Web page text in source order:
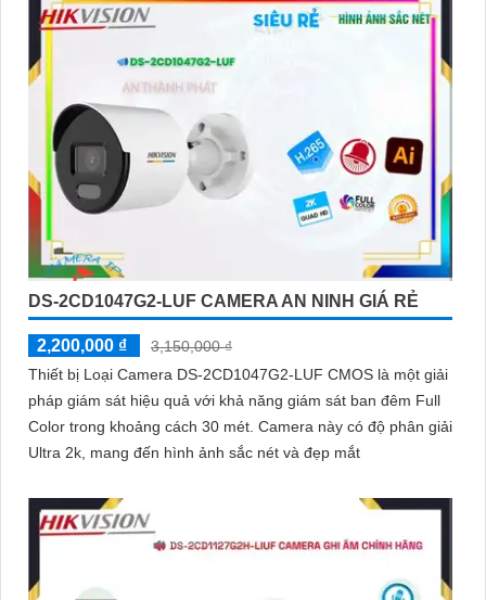
DS-2CD1047G2-LUF CAMERA AN NINH GIÁ RẺ
2,200,000 ₫
3,150,000 ₫
Thiết bị Loại Camera DS-2CD1047G2-LUF CMOS là một giải
pháp giám sát hiệu quả với khả năng giám sát ban đêm Full
Color trong khoảng cách 30 mét. Camera này có độ phân giải
Ultra 2k, mang đến hình ảnh sắc nét và đẹp mắt